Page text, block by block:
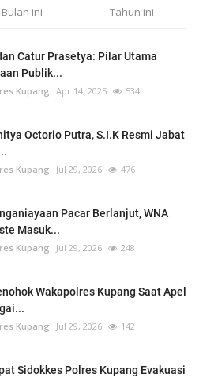
Bulan ini Tahun ini
Catur Prasetya: Pilar Utama
Publik...
Kupang Apr 14, 2025 534
Octorio Putra, S.I.K Resmi Jabat
Kupang Jul 29, 2026 476
Pacar Berlanjut, WNA
Masuk...
Kupang Jul 29, 2026 248
Wakapolres Kupang Saat Apel
Kupang Jul 29, 2026 142
Sidokkes Polres Kupang Evakuasi